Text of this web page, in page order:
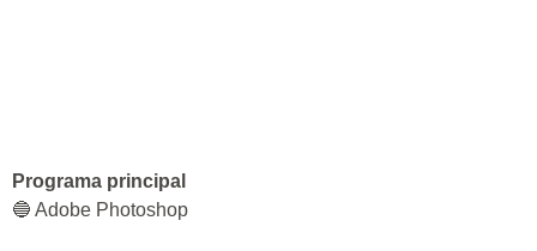
Programa principal
🔵 Adobe Photoshop